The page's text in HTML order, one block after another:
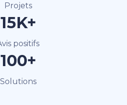
Projets
15K+
positifs
100+
Solutions